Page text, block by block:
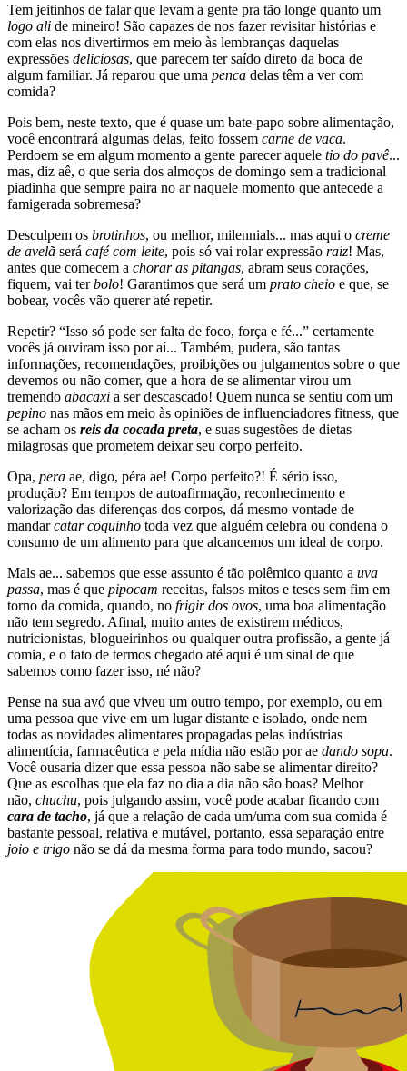
Tem jeitinhos de falar que levam a gente pra tão longe quanto um
logo ali de mineiro! São capazes de nos fazer revisitar histórias e
com elas nos divertirmos em meio às lembranças daquelas
expressões deliciosas, que parecem ter saído direto da boca de
algum familiar. Já reparou que uma penca delas têm a ver com
comida?
Pois bem, neste texto, que é quase um bate-papo sobre alimentação,
você encontrará algumas delas, feito fossem carne de vaca.
Perdoem se em algum momento a gente parecer aquele tio do pavê...
mas, diz aê, o que seria dos almoços de domingo sem a tradicional
piadinha que sempre paira no ar naquele momento que antecede a
famigerada sobremesa?
Desculpem os brotinhos, ou melhor, milennials... mas aqui o creme
de avelã será café com leite, pois só vai rolar expressão raiz! Mas,
antes que comecem a chorar as pitangas, abram seus corações,
fiquem, vai terbolo! Garantimos que será um prato cheio e que, se
bobear, vocês vão querer até repetir.
Repetir? “Isso só pode ser falta de foco, força e fé...” certamente
vocês já ouviram isso por aí... Também, pudera, são tantas
informações, recomendações, proibições ou julgamentos sobre o que
devemos ou não comer, que a hora de se alimentar virou um
tremendo abacaxi a ser descascado! Quem nunca se sentiu com um
pepino nas mãos em meio às opiniões de influenciadores fitness, que
se acham os reis da cocada preta, e suas sugestões de dietas
milagrosas que prometem deixar seu corpo perfeito.
Opa, pera ae, digo, péra ae! Corpo perfeito?! É sério isso,
produção? Em tempos de autoafirmação, reconhecimento e
valorização das diferenças dos corpos, dá mesmo vontade de
mandarcatar coquinho toda vez que alguém celebra ou condena o
consumo de um alimento para que alcancemos um ideal de corpo.
Mals ae... sabemos que esse assunto é tão polêmico quanto a uva
passa, mas é que pipocam receitas, falsos mitos e teses sem fim em
torno da comida, quando, no frigir dos ovos, uma boa alimentação
não tem segredo. Afinal, muito antes de existirem médicos,
nutricionistas, blogueirinhos ou qualquer outra profissão, a gente já
comia, e o fato de termos chegado até aqui é um sinal de que
sabemos como fazer isso, né não?
Pense na sua avó que viveu um outro tempo, por exemplo, ou em
uma pessoa que vive em um lugar distante e isolado, onde nem
todas as novidades alimentares propagadas pelas indústrias
alimentícia, farmacêutica e pela mídia não estão por ae dando sopa.
Você ousaria dizer que essa pessoa não sabe se alimentar direito?
Que as escolhas que ela faz no dia a dia não são boas? Melhor
não, chuchu, pois julgando assim, você pode acabar ficando com
cara de tacho, já que a relação de cada um/uma com sua comida é
bastante pessoal, relativa e mutável, portanto, essa separação entre
joio e trigo não se dá da mesma forma para todo mundo, sacou?